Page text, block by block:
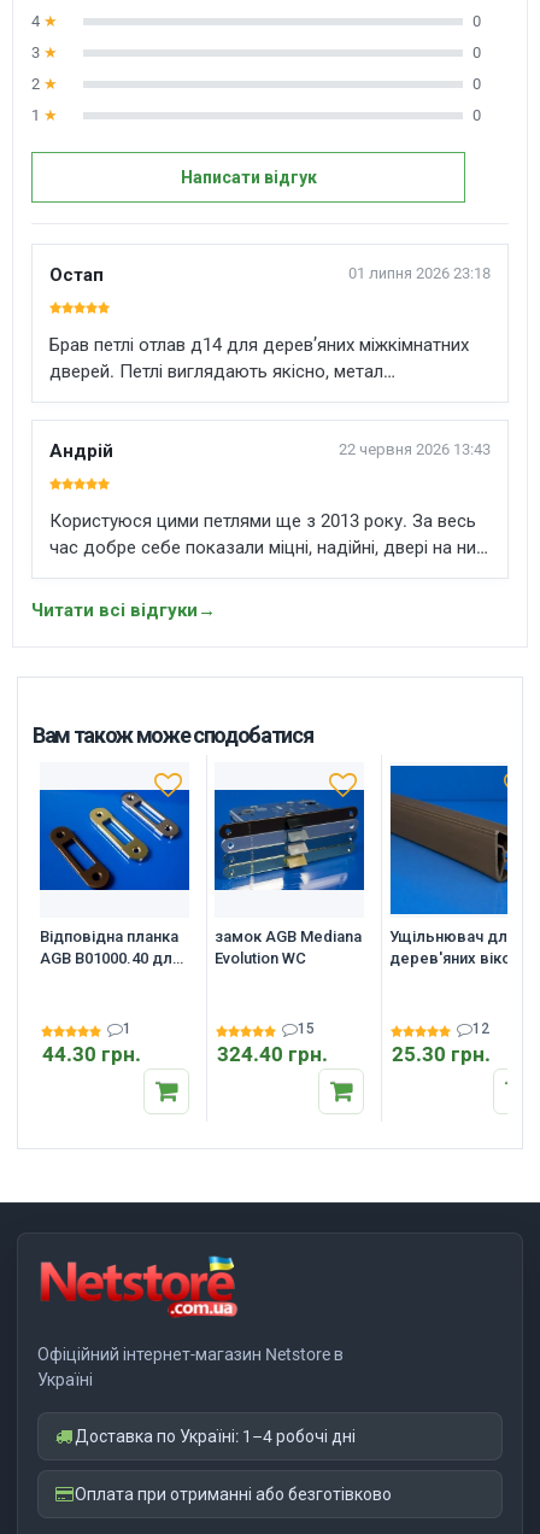
4 ★
0
3 ★
0
2 ★
0
1 ★ 0
Написати відгук
Остап 01 липня 2026 23:18
Брав петлі отлав д14 для дерев’яних міжкімнатних
дверей. Петлі виглядають якісно, метал
нормальний, різьба рівна, у двері стали без
проблем. Після монтажу двері ходять плавно, без
скрипу і перекосу. Сподобалось що петлю можна
відрегулювати після встановлення. Це дуже
дерев’яних дверей хороший варіант особливо якщо
потрібна надійна 4 штирьова петля.
Андрій 22 червня 2026 13:43
Користуюся цими петлями ще з 2013 року. За весь
час добре себе показали міцні, надійні, двері на них
ходять плавно і без проблем. Якщо нормально
встановити, служать довго. Для дерев’яних дверей
перевірений варіант.
Читати всі відгуки →
Вам також може сподобатися
Відповідна планка
AGB B01000.40 для
рівна
44.30 грн.
1
замок AGB Mediana
Evolution WC
324.40 грн.
15
Ущільнювач для
дерев'яних вікон і
25.30 грн.
12
Офіційний інтернет-магазин Netstore в
Україні
Доставка по Україні: 1–4 робочі дні
Оплата при отриманні або безготівково